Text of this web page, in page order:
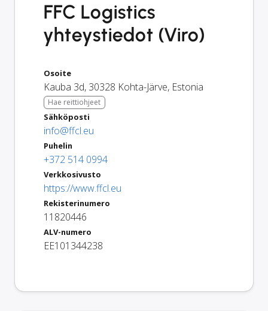
FFC Logistics
yhteystiedot (Viro)
Osoite
Kauba 3d, 30328 Kohta-Järve, Estonia
Hae reittiohjeet
Sähköposti
info@ffcl.eu
Puhelin
+372 514 0994
Verkkosivusto
https://www.ffcl.eu
Rekisterinumero
11820446
ALV-numero
EE101344238